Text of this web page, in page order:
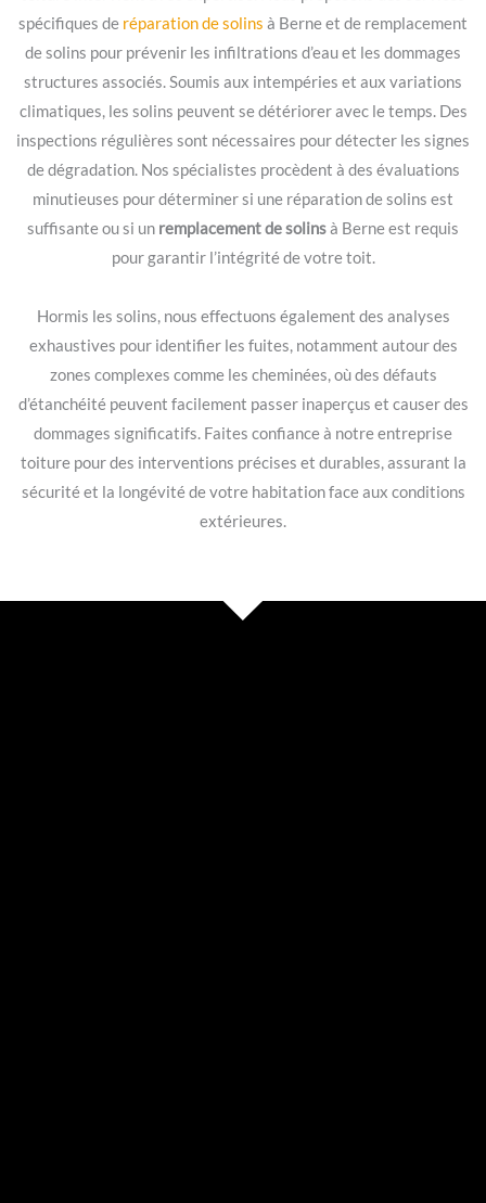
spécifiques de réparation de solins à Berne et de remplacement
de solins pour prévenir les infiltrations d’eau et les dommages
structures associés. Soumis aux intempéries et aux variations
climatiques, les solins peuvent se détériorer avec le temps. Des
inspections régulières sont nécessaires pour détecter les signes
de dégradation. Nos spécialistes procèdent à des évaluations
minutieuses pour déterminer si une réparation de solins est
suffisante ou si un remplacement de solinsà Berne est requis
pour garantir l’intégrité de votre toit.
Hormis les solins, nous effectuons également des analyses
exhaustives pour identifier les fuites, notamment autour des
zones complexes comme les cheminées, où des défauts
d’étanchéité peuvent facilement passer inaperçus et causer des
dommages significatifs. Faites confiance à notre entreprise
toiture pour des interventions précises et durables, assurant la
sécurité et la longévité de votre habitation face aux conditions
extérieures.